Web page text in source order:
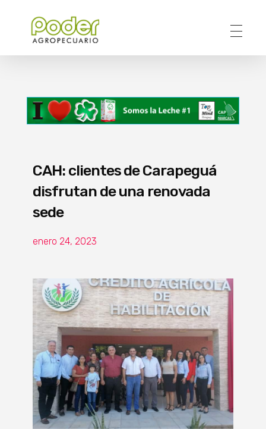
CAH: clientes de Carapeguá
disfrutan de una renovada
sede
enero 24, 2023